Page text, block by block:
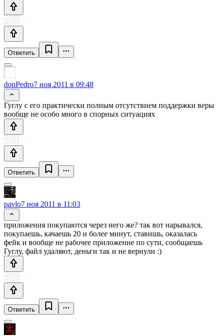
Ответить
donPedro7 ноя 2011 в 09:48
Гуглу с его практически полным отсутствием поддержки веры
вообще не особо много в спорных ситуациях
Ответить
pavlo7 ноя 2011 в 11:03
приложения покупаются через него же? так вот нарывался,
покупаешь, качаешь 20 и более минут, ставишь, оказалась
фейк и вообще не рабочее приложение по сути, сообщаешь
Гуглу, файл удаляют, деньги так и не вернули :)
Ответить